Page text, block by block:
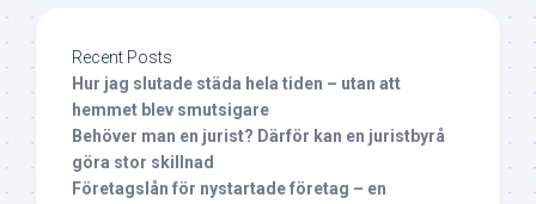
Recent Posts
Hur jag slutade städa hela tiden – utan att
hemmet blev smutsigare
Behöver man en jurist? Därför kan en juristbyrå
göra stor skillnad
Företagslån för nystartade företag – en